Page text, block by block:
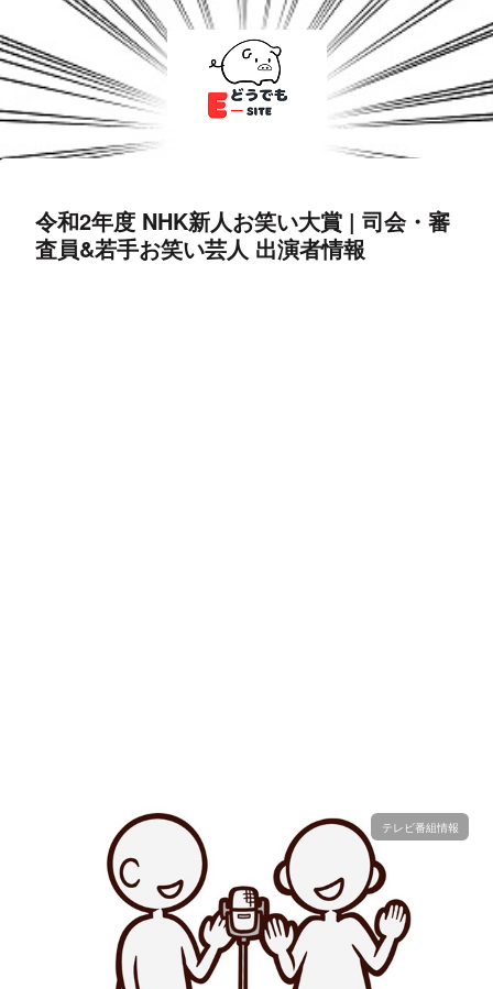
令和2年度 NHK新人お笑い大賞 | 司会・審
査員&若手お笑い芸人 出演者情報
テレビ番組情報